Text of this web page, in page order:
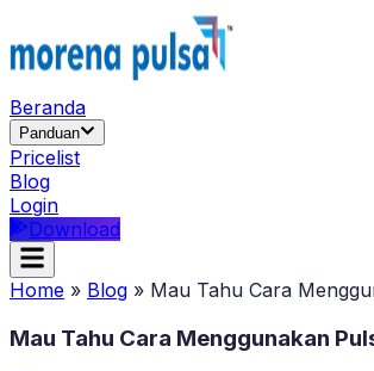
Beranda
Panduan
Pricelist
Blog
Login
Download
Home » Blog » Mau Tahu Cara
Mau Tahu Cara Menggunakan